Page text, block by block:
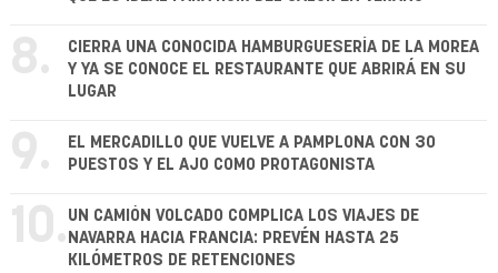
8.
CIERRA UNA CONOCIDA HAMBURGUESERÍA DE LA MOREA
Y YA SE CONOCE EL RESTAURANTE QUE ABRIRÁ EN SU
LUGAR
9.
EL MERCADILLO QUE VUELVE A PAMPLONA CON 30
PUESTOS Y EL AJO COMO PROTAGONISTA
10. UN CAMIÓN VOLCADO COMPLICA LOS VIAJES DE
NAVARRA HACIA FRANCIA: PREVÉN HASTA 25
KILÓMETROS DE RETENCIONES